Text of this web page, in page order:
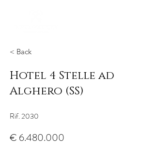
< Back
Hotel 4 Stelle ad
Alghero (SS)
Rif. 2030
€ 6.480.000